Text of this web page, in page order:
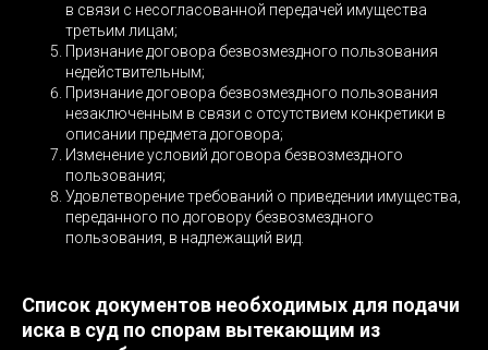
в связи с несогласованной передачей имущества
третьим лицам;
Признание договора безвозмездного пользования
недействительным;
Признание договора безвозмездного пользования
незаключенным в связи с отсутствием конкретики в
описании предмета договора;
Изменение условий договора безвозмездного
пользования;
Удовлетворение требований о приведении имущества,
переданного по договору безвозмездного
пользования, в надлежащий вид.
Список документов необходимых для подачи
иска в суд по спорам вытекающим из